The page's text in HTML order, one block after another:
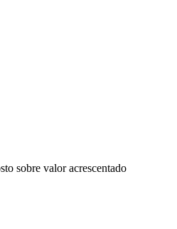
sobre valor acrescentado